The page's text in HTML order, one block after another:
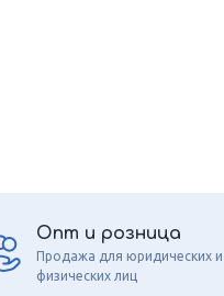
Опт и розница
Продажа для юридических и
физических лиц